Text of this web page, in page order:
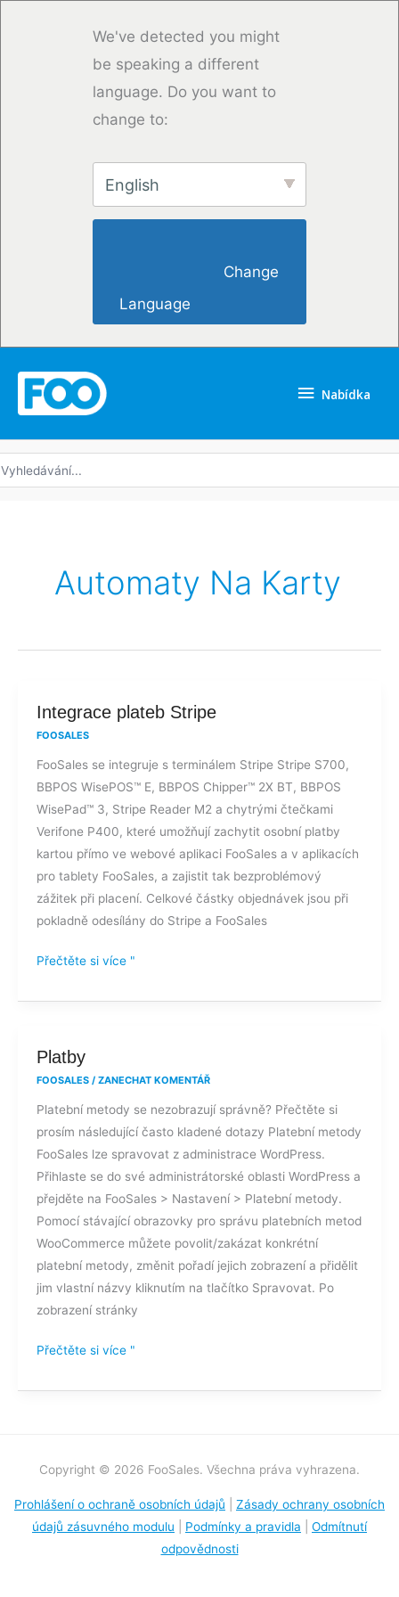
We've detected you might
be speaking a different
language. Do you want to
change to:
English
Language
Nabídka
Automaty Na Karty
Integrace plateb Stripe
FOOSALES
FooSales se integruje s terminálem Stripe Stripe S700,
BBPOS WisePOS™ E, BBPOS Chipper™ 2X BT, BBPOS
WisePad™ 3, Stripe Reader M2 a chytrými čtečkami
Verifone P400, které umožňují zachytit osobní platby
kartou přímo ve webové aplikaci FooSales a v aplikacích
pro tablety FooSales, a zajistit tak bezproblémový
zážitek při placení. Celkové částky objednávek jsou při
pokladně odesílány do Stripe a FooSales
Integrace
plateb
Přečtěte si více "
Platby
FOOSALES / ZANECHAT KOMENTÁŘ
Platební metody se nezobrazují správně? Přečtěte si
prosím následující často kladené dotazy Platební metody
FooSales lze spravovat z administrace WordPress.
Přihlaste se do své administrátorské oblasti WordPress a
přejděte na FooSales > Nastavení > Platební metody.
Pomocí stávající obrazovky pro správu platebních metod
WooCommerce můžete povolit/zakázat konkrétní
platební metody, změnit pořadí jejich zobrazení a přidělit
jim vlastní názvy kliknutím na tlačítko Spravovat. Po
zobrazení stránky
Platby
Přečtěte si více "
Copyright © 2026 FooSales. Všechna práva vyhrazena.
Prohlášení o ochraně osobních údajů
Zásady ochrany osobních
údajů zásuvného modulu
Podmínky a pravidla
Odmítnutí
odpovědnosti